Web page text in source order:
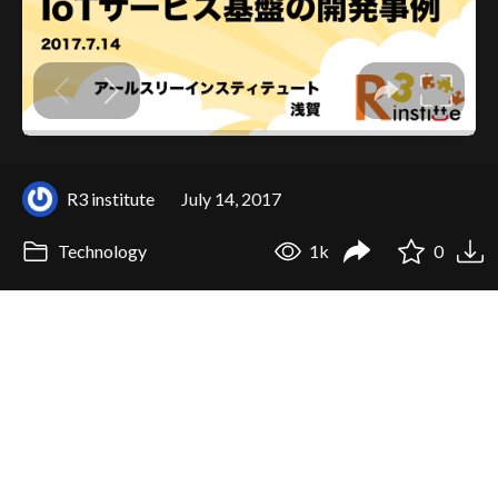
R3 institute July 14, 2017
Technology 1k 0